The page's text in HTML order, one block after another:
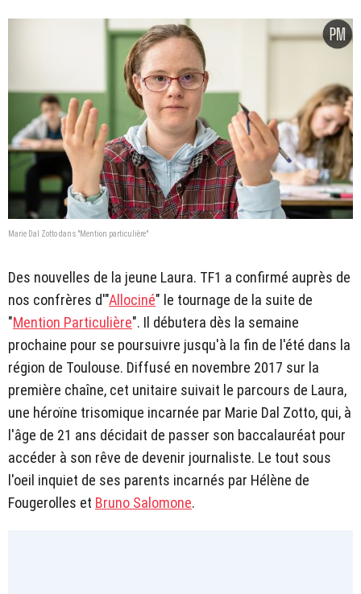
Marie Dal Zotto dans "Mention particulière"
Des nouvelles de la jeune Laura. TF1 a confirmé auprès de
nos confrères d'"Allociné" le tournage de la suite de
"Mention Particulière". Il débutera dès la semaine
prochaine pour se poursuivre jusqu'à la fin de l'été dans la
région de Toulouse. Diffusé en novembre 2017 sur la
première chaîne, cet unitaire suivait le parcours de Laura,
une héroïne trisomique incarnée par Marie Dal Zotto, qui, à
l'âge de 21 ans décidait de passer son baccalauréat pour
accéder à son rêve de devenir journaliste. Le tout sous
l'oeil inquiet de ses parents incarnés par Hélène de
Fougerolles et Bruno Salomone.